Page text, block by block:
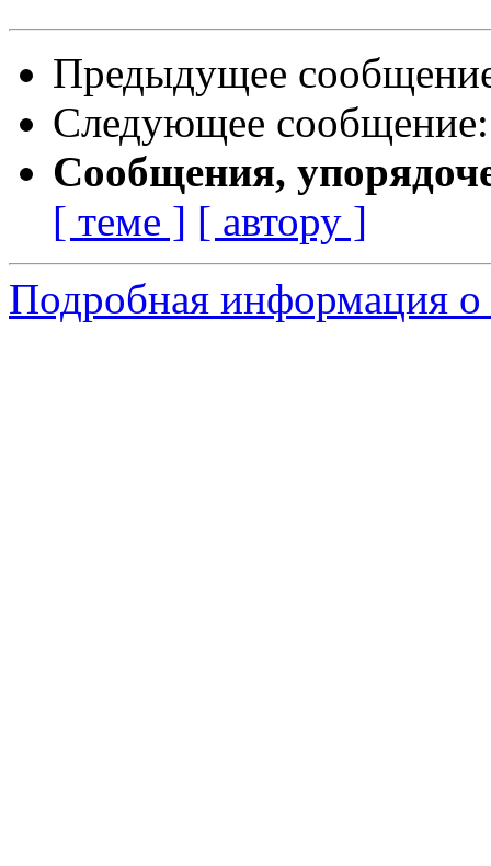
Предыдущее
Следующее
Сообщения,
[ теме ] [ автору ]
Подробная информация о